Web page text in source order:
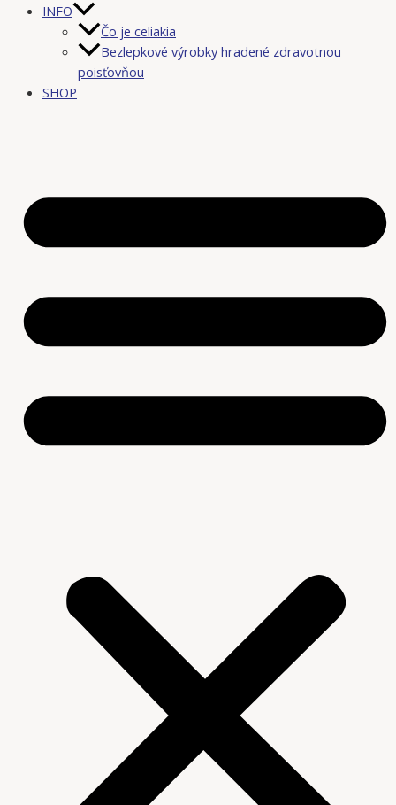
INFO
Čo je celiakia
Bezlepkové výrobky hradené zdravotnou
poisťovňou
SHOP